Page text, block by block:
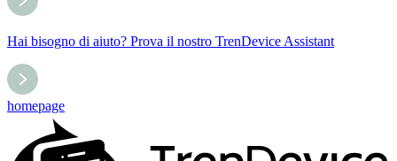
Hai bisogno di aiuto? Prova il nostro TrenDevice Assistant
homepage